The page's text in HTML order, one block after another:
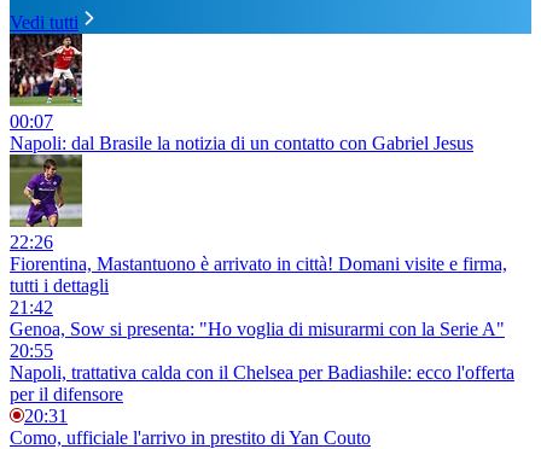
Vedi tutti
00:07
Napoli: dal Brasile la notizia di un contatto con Gabriel Jesus
22:26
Fiorentina, Mastantuono è arrivato in città! Domani visite e firma,
tutti i dettagli
21:42
Genoa, Sow si presenta: "Ho voglia di misurarmi con la Serie A"
20:55
Napoli, trattativa calda con il Chelsea per Badiashile: ecco l'offerta
per il difensore
20:31
Como, ufficiale l'arrivo in prestito di Yan Couto